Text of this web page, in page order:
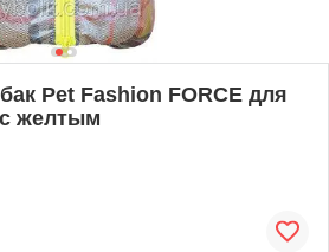
Pet Fashion FORCE для
желтым